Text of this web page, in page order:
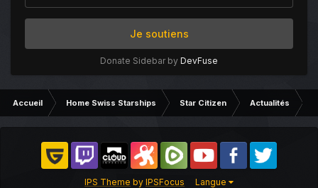
Je soutiens
Donate Sidebar by DevFuse
Accueil Home Swiss Starships Star Citizen Actualités
IPS Theme by IPSFocus Langue